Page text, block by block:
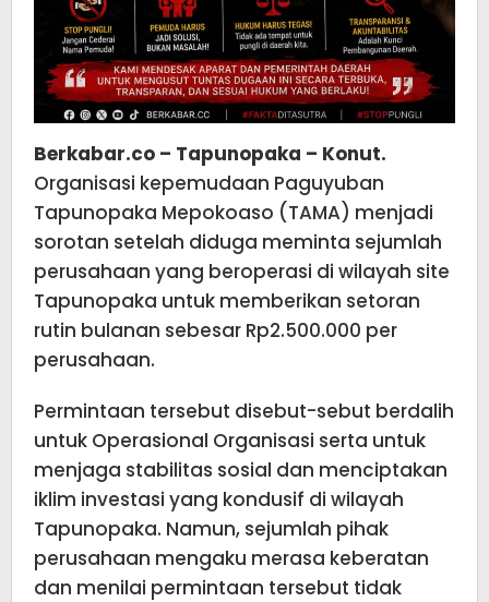
Berkabar.co – Tapunopaka – Konut.
Organisasi kepemudaan Paguyuban
Tapunopaka Mepokoaso (TAMA) menjadi
sorotan setelah diduga meminta sejumlah
perusahaan yang beroperasi di wilayah site
Tapunopaka untuk memberikan setoran
rutin bulanan sebesar Rp2.500.000 per
perusahaan.
Permintaan tersebut disebut-sebut berdalih
untuk Operasional Organisasi serta untuk
menjaga stabilitas sosial dan menciptakan
iklim investasi yang kondusif di wilayah
Tapunopaka. Namun, sejumlah pihak
perusahaan mengaku merasa keberatan
dan menilai permintaan tersebut tidak